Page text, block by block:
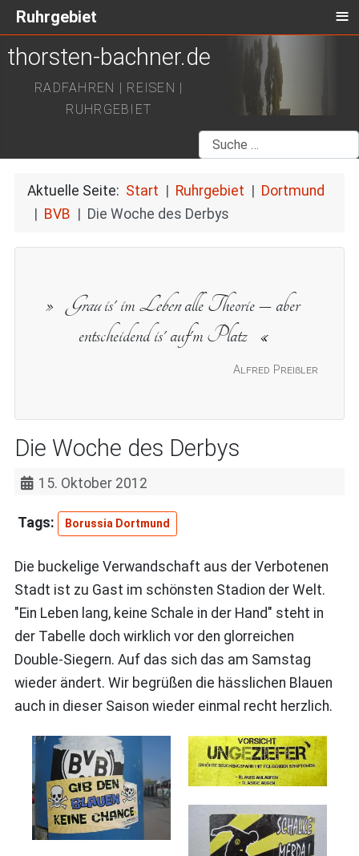
thorsten-bachner.de
RADFAHREN | REISEN |
RUHRGEBIET
Suchen
Aktuelle Seite: Start Ruhrgebiet
Dortmund
BVB
Die Woche des Derbys
Alfred Preißler
Grauis' imLebenalle Theorie – aber
entscheidend is' auf'm Platz
Die Woche des Derbys
15. Oktober 2012
Borussia Dortmund
Die buckelige Verwandschaft aus der Verbotenen
Stadt ist zu Gast im schönsten Stadion der Welt.
"Ein Leben lang, keine Schale in der Hand" steht in
der Tabelle doch wirklich vor den glorreichen
Double-Siegern. Auf das sich das am Samstag
wieder ändert. Wir begrüßen die hässlichen Blauen
auch in dieser Saison wieder einmal recht herzlich.
Ruhrgebiet ≡